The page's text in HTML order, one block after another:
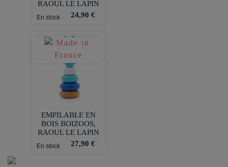
RAOUL LE LAPIN
En stock 24,90 €
EMPILABLE EN
BOIS BOIZOOS,
RAOUL LE LAPIN
En stock 27,90 €